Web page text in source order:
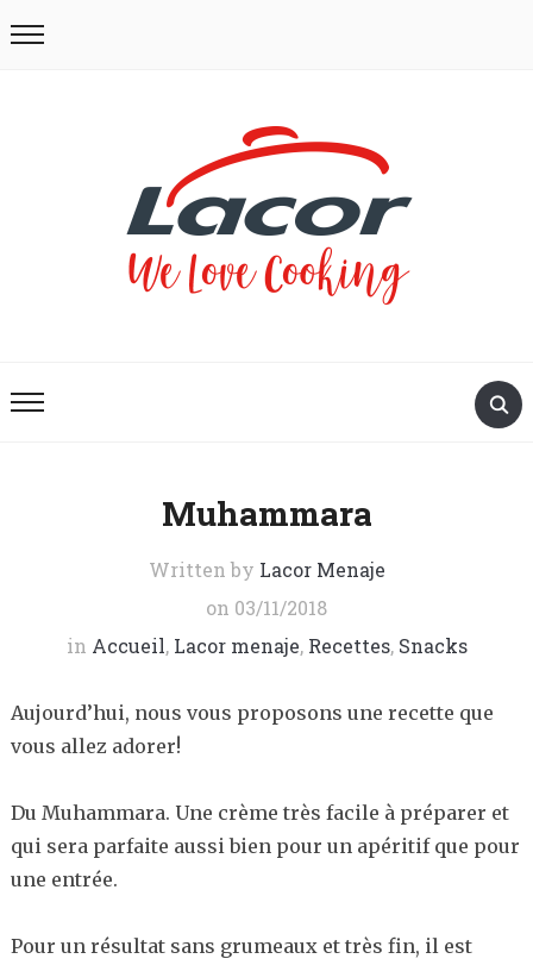
Muhammara
Written by Lacor Menaje
on 03/11/2018
in Accueil, Lacor menaje, Recettes, Snacks
Aujourd’hui, nous vous proposons une recette que
vous allez adorer!
Du Muhammara. Une crème très facile à préparer et
qui sera parfaite aussi bien pour un apéritif que pour
une entrée.
Pour un résultat sans grumeaux et très fin, il est